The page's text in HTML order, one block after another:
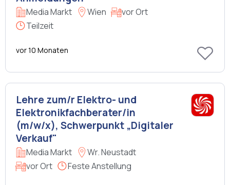
Media Markt Wien
vor Ort
Teilzeit
vor 10 Monaten
Lehre zum/r Elektro- und
Elektronikfachberater/in
(m/w/x), Schwerpunkt „Digitaler
Verkauf"
Media Markt
Wr. Neustadt
vor Ort
Feste Anstellung